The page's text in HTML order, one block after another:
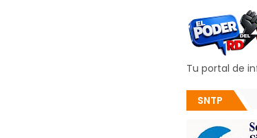
Tu portal de
SNTP